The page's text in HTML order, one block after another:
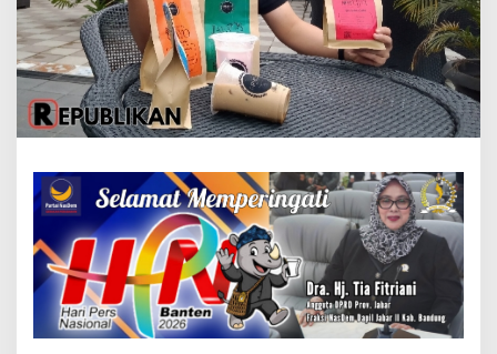
d
i
W
a
h
a
n
W
i
s
e
l
R
a
b
b